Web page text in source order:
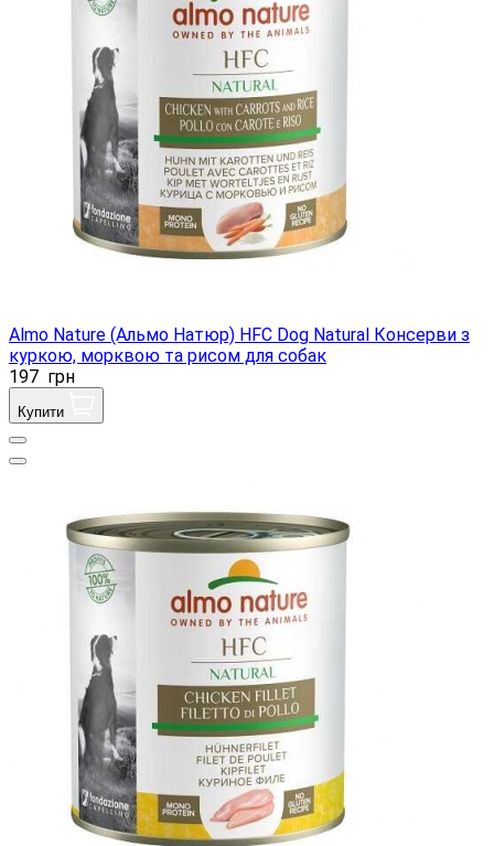
Almo Nature (Альмо Натюр) HFC Dog Natural Консерви з
куркою, морквою та рисом для собак
197 грн
Купити